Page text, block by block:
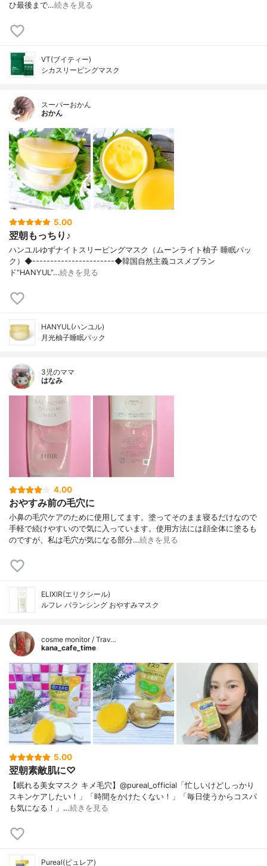
ひ最後まで…続きを見る
VT(ブイティー)
シカスリーピングマスク
スーパーおかん
おかん
5.00
翌朝もっちり♪
ハンユルゆずナイトスリーピングマスク（ムーンライト柚子 睡眠パッ
ク）◆-----------------------◆韓国自然主義コスメブラン
ド“HANYUL”…続きを見る
HANYUL(ハンユル)
月光柚子睡眠パック
3児のママ
はなみ
4.00
おやすみ前の毛穴に
小鼻の毛穴ケアのために使用してます。塗ってそのまま寝るだけなので
手軽で続けやすいので気に入っています。使用方法には顔全体に塗るも
のですが、私は毛穴が気になる部分…続きを見る
ELIXIR(エリクシール)
ルフレ バランシング おやすみマスク
cosme monitor / Trav…
kana_cafe_time
5.00
翌朝素敵肌に♡
【眠れる美女マスク キメ毛穴】@pureal_official「忙しいけどしっかり
スキンケアしたい！」「時間をかけたくない！」「毎日使うからコスパ
も気になる！」…続きを見る
Pureal(ピュレア)